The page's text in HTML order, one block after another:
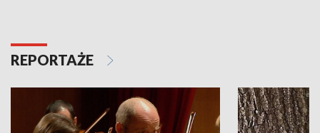
REPORTAŻE